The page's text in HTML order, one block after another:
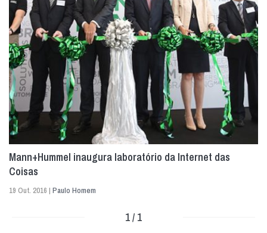
Mann+Hummel inaugura laboratório da Internet das
Coisas
19 Out. 2016 | Paulo Homem
1 / 1